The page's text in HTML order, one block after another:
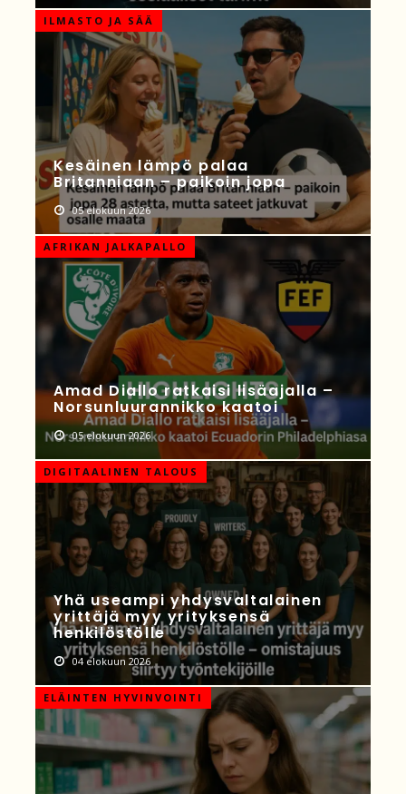
ILMASTO JA SÄÄ
Kesäinen lämpö palaa
Britanniaan – paikoin jopa
05 elokuun 2026
AFRIKAN JALKAPALLO
Amad Diallo ratkaisi lisäajalla –
Norsunluurannikko kaatoi
05 elokuun 2026
DIGITAALINEN TALOUS
Yhä useampi yhdysvaltalainen
yrittäjä myy yrityksensä
henkilöstölle
04 elokuun 2026
ELÄINTEN HYVINVOINTI